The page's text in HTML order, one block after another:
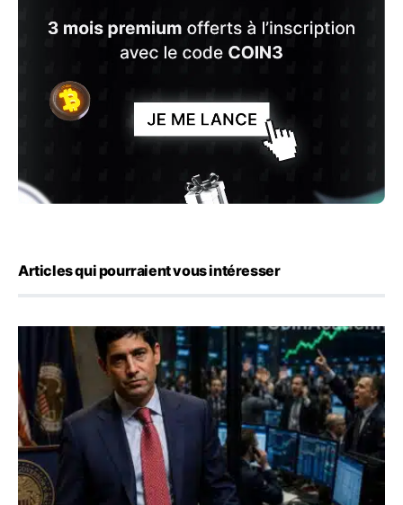
Articles qui pourraient vous intéresser
Emploi américain : 23 000 postes détruits en juillet, les